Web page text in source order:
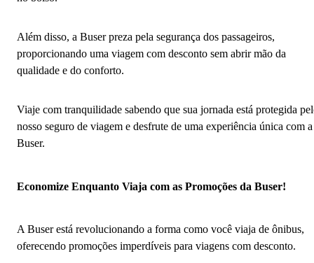
Além disso, a Buser preza pela segurança dos passageiros,
proporcionando uma viagem com desconto sem abrir mão da
qualidade e do conforto.
Viaje com tranquilidade sabendo que sua jornada está protegida
nosso seguro de viagem e desfrute de uma experiência única com a
Buser.
Economize Enquanto Viaja com as Promoções da Buser!
A Buser está revolucionando a forma como você viaja de ônibus,
oferecendo promoções imperdíveis para viagens com desconto.